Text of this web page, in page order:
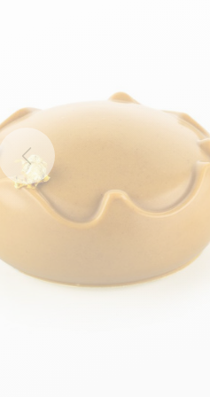
Previous